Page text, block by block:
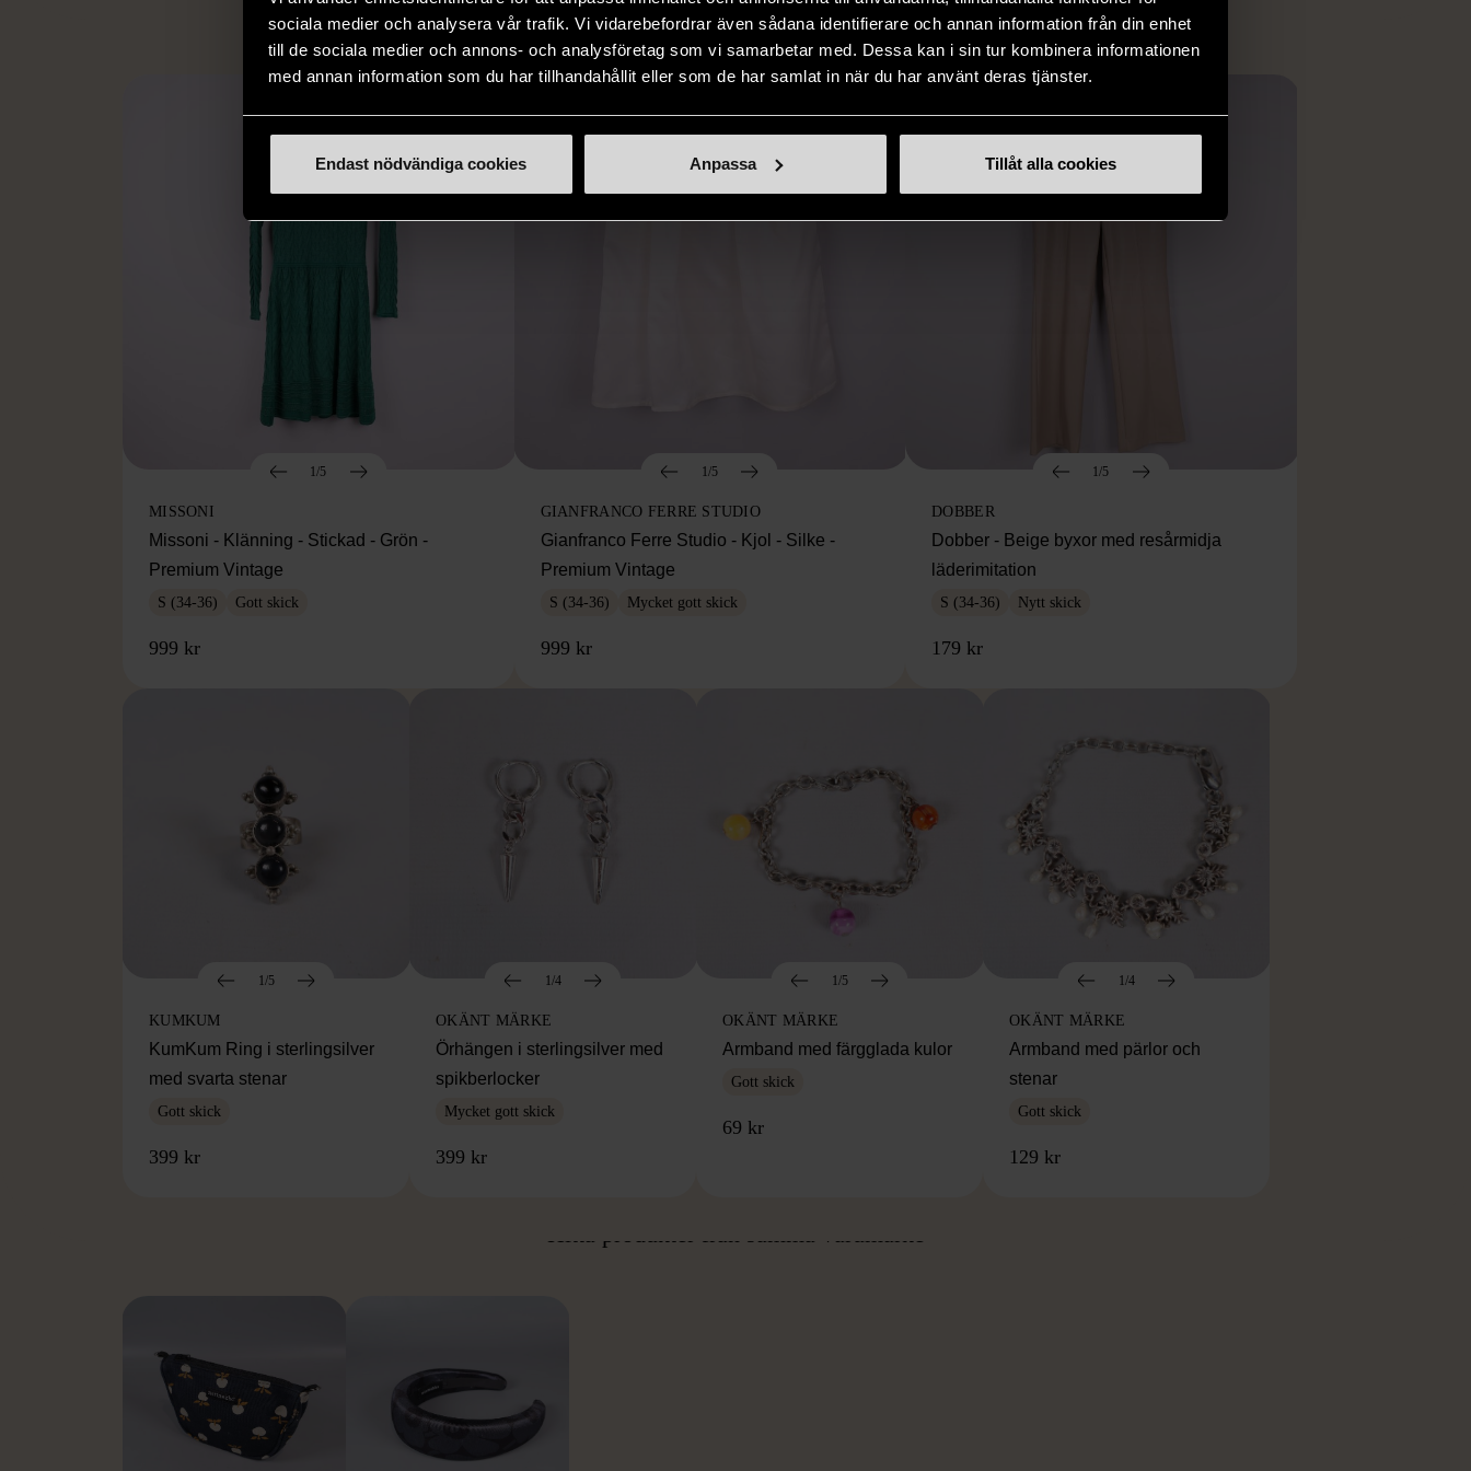
sociala medier och analysera vår trafik. Vi vidarebefordrar även sådana identifierare och annan information från din enhet
till de sociala medier och annons- och analysföretag som vi samarbetar med. Dessa kan i sin tur kombinera informationen
med annan information som du har tillhandahållit eller som de har samlat in när du har använt deras tjänster.
Endast nödvändiga cookies Anpassa Tillåt alla cookies
Hitta produkter som påminner om denna
1/5
MISSONI
Missoni - Klänning - Stickad - Grön -
Premium Vintage
S (34-36) Gott skick
999 kr
1/5
GIANFRANCO FERRE STUDIO
Gianfranco Ferre Studio - Kjol - Silke -
Premium Vintage
S (34-36) Mycket gott skick
999 kr
1/5
DOBBER
Dobber - Beige byxor med resårmidja
läderimitation
S (34-36) Nytt skick
179 kr
1/5
KUMKUM
KumKum Ring i sterlingsilver
med svarta stenar
Gott skick
399 kr
1/4
OKÄNT MÄRKE
Örhängen i sterlingsilver med
spikberlocker
Mycket gott skick
399 kr
1/5
OKÄNT MÄRKE
Armband med färgglada kulor
Gott skick
69 kr
1/4
OKÄNT MÄRKE
Armband med pärlor och
stenar
Gott skick
129 kr